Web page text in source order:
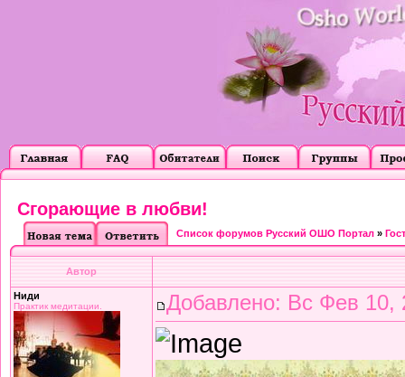
Сгорающие в любви!
Список форумов Русский ОШО Портал »
Автор
Ниди
Практик медитации. Добавлено: Вс Фев 10,